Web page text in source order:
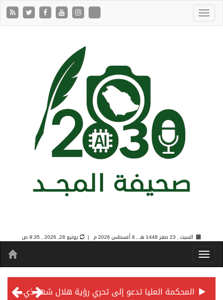
السبت , 23 صفر 1448 هـ , 8 أغسطس 2026 م | يونيو 28, 2026 , 9:35 ص
المحكمة العليا تدعو إلى تحري رؤية هلال شهر ذي الحجة مساء يوم الأحد الثلاثين من شهر ذي القعدة -حسب تقويم أم القرى- التاسع والعشرين حسب قرار المحكمة العليا